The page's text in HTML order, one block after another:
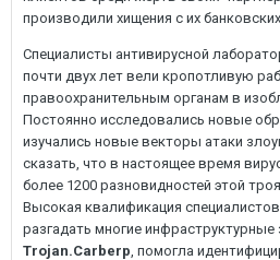
производили хищения с их
Специалисты антивирусной
почти двух лет вели кропотливую
правоохранительным органам в
Постоянно исследовались новые
изучались новые векторы атаки
сказать, что в настоящее время
более 1200 разновидностей этой
Высокая квалификация
разгадать многие инфраструктурные
Trojan.Carberp, помогла